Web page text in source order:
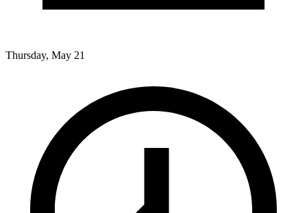
Thursday, May 21